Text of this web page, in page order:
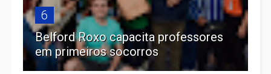
6
Belford Roxo capacita professores
em primeiros socorros